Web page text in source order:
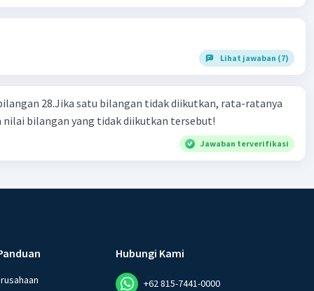
Lihat jawaban (7)
28.Jika satu bilangan tidak diikutkan, rata-ratanya
nilai bilangan yang tidak diikutkan tersebut!
Jawaban terverifikasi
Hubungi Kami
+62 815-7441-0000